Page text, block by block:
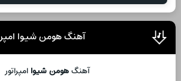
آهنگ هومن شیوا
آهنگهومن شیوا امپراتور